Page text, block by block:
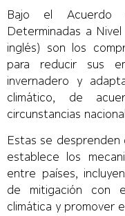
Bajo el Acuerdo
Determinadas a
inglés) son los
para reducir sus
invernadero y
climático, de
circunstancias
Estas se desprenden
establece los
entre países,
de mitigación con
climática y promover